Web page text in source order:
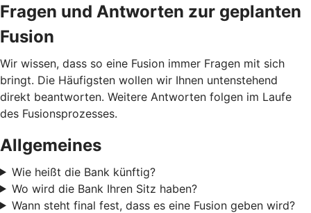
Fragen und Antworten zur geplanten
Fusion
Wir wissen, dass so eine Fusion immer Fragen mit sich
bringt. Die Häufigsten wollen wir Ihnen untenstehend
direkt beantworten. Weitere Antworten folgen im Laufe
des Fusionsprozesses.
Allgemeines
Wie heißt die Bank künftig?
Wo wird die Bank Ihren Sitz haben?
Wann steht final fest, dass es eine Fusion geben wird?